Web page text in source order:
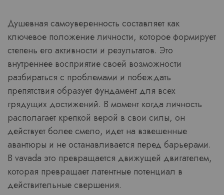
Душевная самоуверенность составляет как
ключевое положение личности, которое формирует
степень его активности и результатов. Это
внутреннее восприятие своей возможности
разбираться с проблемами и побеждать
препятствия образует фундамент для всех
грядущих достижений. В момент когда личность
располагает крепкой верой в свои силы, он
действует более смело, идет на взвешенные
авантюры и не останавливается перед барьерами.
В vavada это превращается движущей двигателем,
которая превращает латентные потенциал в
действительные свершения.